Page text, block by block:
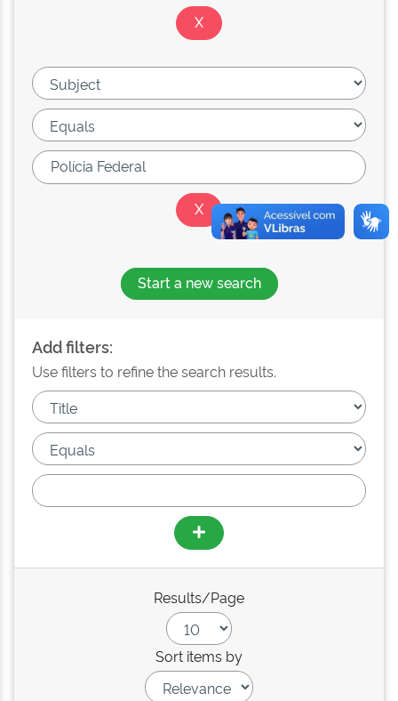
Start a new search
Add filters:
Use filters to refine the search results.
Results/Page
Sort items by